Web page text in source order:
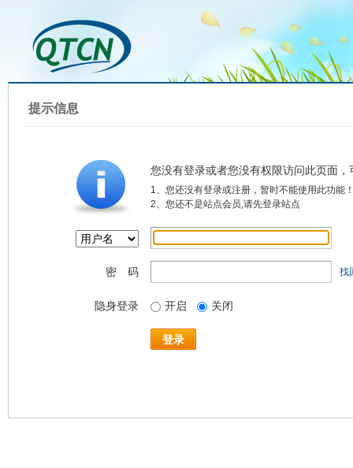
提示信息
您没有登录或者您没有权限访问此页面
1、您还没有登录或注册，暂时不能使用此功能
2、您还不是站点会员,请先登录站点
密 码 找
隐身登录 开启 关闭
登录